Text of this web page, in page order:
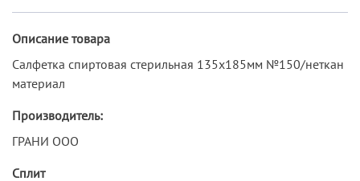
Описание товара
Салфетка спиртовая стерильная 135х185мм №150/неткан
материал
Производитель:
ГРАНИ ООО
Сплит